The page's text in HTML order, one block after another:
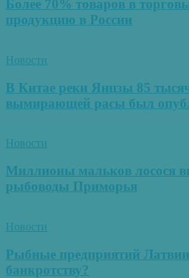
Более 70% товаров в
продукцию в России
Новости
В Китае реки Янцзы 85
вымирающей расы был
Новости
Миллионы мальков лосося
рыбоводы Приморья
Новости
Рыбные предприятий
банкротству?